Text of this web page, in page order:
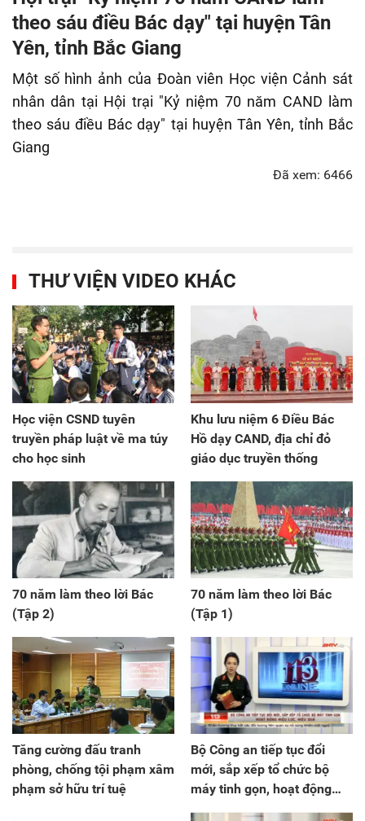
theo sáu điều Bác dạy" tại huyện Tân
Yên, tỉnh Bắc Giang
Một số hình ảnh của Đoàn viên Học viện Cảnh sát
nhân dân tại Hội trại "Kỷ niệm 70 năm CAND làm
theo sáu điều Bác dạy" tại huyện Tân Yên, tỉnh Bắc
Giang
Đã xem: 6466
THƯ VIỆN VIDEO KHÁC
Học viện CSND tuyên
truyền pháp luật về ma túy
cho học sinh
Khu lưu niệm 6 Điều Bác
Hồ dạy CAND, địa chỉ đỏ
giáo dục truyền thống
70 năm làm theo lời Bác
(Tập 2)
70 năm làm theo lời Bác
(Tập 1)
Tăng cường đấu tranh
phòng, chống tội phạm xâm
phạm sở hữu trí tuệ
Bộ Công an tiếp tục đổi
mới, sắp xếp tổ chức bộ
máy tinh gọn, hoạt động
hiệu lực, hiệu quả